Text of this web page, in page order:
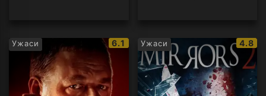
Ужаси
IMDb
рейтинг:
6.1 Ужаси
IMDb
4.8